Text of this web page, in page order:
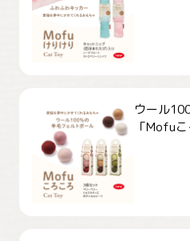
ウール
「Mofu